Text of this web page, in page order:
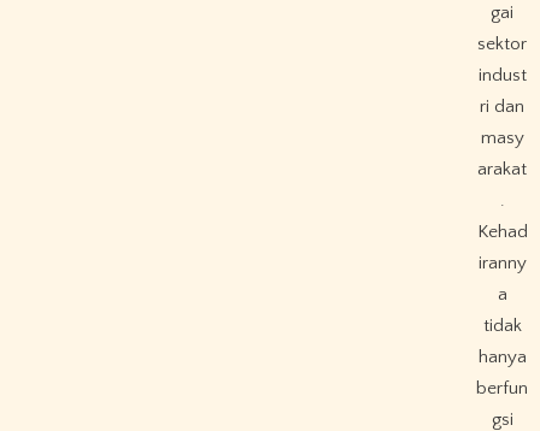
gai
sektor
indust
ri dan
masy
arakat
.
Kehad
iranny
a
tidak
hanya
berfun
gsi